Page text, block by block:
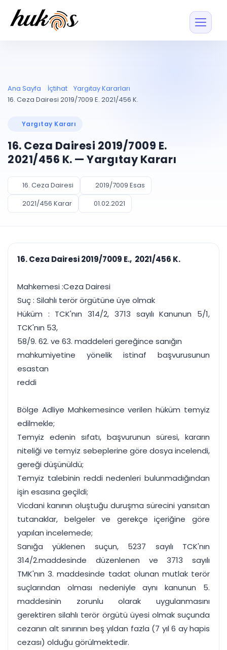
Entegrasyonu
UYAP ile otomatik
UYAP Evrak
Entegrasyonu
UETS Entegrasyonu
Tebligatları anında
Müvekkil ve taraf
Vekalet
PLANLAMA & TAKİP
Pano ve Takip
Duruşma ve görev
takvimi
Bildirim
takibi
Tek panelde uçtan uca yönetim
UYAP & UETS entegrasyonundan finansa, hepsi bir arada.
Tüm özellikleri inceleyin Ücretsiz Başlayın
Blog
Ücretsiz Başlayın Giriş Yap
Ana Sayfa İçtihat
Yargıtay Kararları
16. Ceza Dairesi 2019/7009 E. 2021/456 K.
Yargıtay Kararı
16. Ceza Dairesi 2019/7009 E.
2021/456 K. — Yargıtay Kararı
16. Ceza Dairesi
2019/7009 Esas
2021/456 Karar
01.02.2021
16. Ceza Dairesi 2019/7009 E., 2021/456 K.
Mahkemesi :Ceza Dairesi
Suç : Silahlı terör örgütüne üye olmak
Hüküm : TCK'nın 314/2, 3713 sayılı Kanunun 5/1,
TCK'nın 53,
58/9. 62. ve 63. maddeleri gereğince sanığın
mahkumiyetine yönelik istinaf başvurusunun
esastan
reddi
Bölge Adliye Mahkemesince verilen hüküm temyiz
edilmekle;
Temyiz edenin sıfatı, başvurunun süresi, kararın
niteliği ve temyiz sebeplerine göre dosya incelendi,
gereği düşünüldü;
Temyiz talebinin reddi nedenleri bulunmadığından
işin esasına geçildi;
Vicdani kanının oluştuğu duruşma sürecini yansıtan
tutanaklar, belgeler ve gerekçe içeriğine göre
yapılan incelemede;
Sanığa yüklenen suçun, 5237 sayılı TCK'nın
314/2.maddesinde düzenlenen ve 3713 sayılı
TMK'nın 3. maddesinde tadat olunan mutlak terör
suçlarından olması nedeniyle aynı kanunun 5.
maddesinin zorunlu olarak uygulanmasını
gerektiren silahlı terör örgütü üyesi olmak suçunda
cezanın alt sınırının beş yıldan fazla (7 yıl 6 ay hapis
cezası) olduğu görülmektedir.